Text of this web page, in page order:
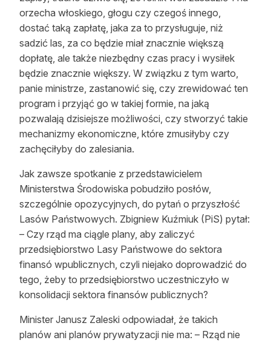
orzecha włoskiego, głogu czy czegoś innego,
dostać taką zapłatę, jaka za to przysługuje, niż
sadzić las, za co będzie miał znacznie większą
dopłatę, ale także niezbędny czas pracy i wysiłek
będzie znacznie większy. W związku z tym warto,
panie ministrze, zastanowić się, czy zrewidować ten
program i przyjąć go w takiej formie, na jaką
pozwalają dzisiejsze możliwości, czy stworzyć takie
mechanizmy ekonomiczne, które zmusiłyby czy
zachęciłyby do zalesiania.
Jak zawsze spotkanie z przedstawicielem
Ministerstwa Środowiska pobudziło posłów,
szczególnie opozycyjnych, do pytań o przyszłość
Lasów Państwowych. Zbigniew Kuźmiuk (PiS) pytał:
– Czy rząd ma ciągle plany, aby zaliczyć
przedsiębiorstwo Lasy Państwowe do sektora
finansó wpublicznych, czyli niejako doprowadzić do
tego, żeby to przedsiębiorstwo uczestniczyło w
konsolidacji sektora finansów publicznych?
Minister Janusz Zaleski odpowiadał, że takich
planów ani planów prywatyzacji nie ma: – Rząd nie